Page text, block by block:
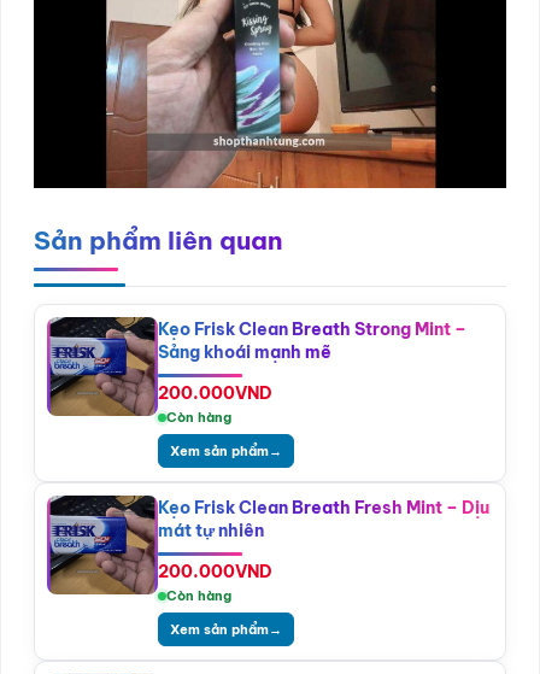
Sản phẩm liên quan
Kẹo Frisk Clean Breath Strong Mint –
Sảng khoái mạnh mẽ
200.000VND
Còn hàng
Xem sản phẩm→
Kẹo Frisk Clean Breath Fresh Mint – Dịu
mát tự nhiên
200.000VND
Còn hàng
Xem sản phẩm→